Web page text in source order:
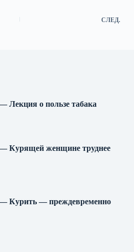
СЛЕД.
Лекция о пользе табака
Курящей женщине труднее
— Курить — преждевременно